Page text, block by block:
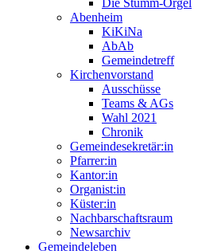
Die Stumm-Orgel
Abenheim
KiKiNa
AbAb
Gemeindetreff
Kirchenvorstand
Ausschüsse
Teams & AGs
Wahl 2021
Chronik
Gemeindesekretär:in
Pfarrer:in
Kantor:in
Organist:in
Küster:in
Nachbarschaftsraum
Newsarchiv
Gemeindeleben